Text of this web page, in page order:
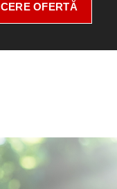
CERE OFERTĂ